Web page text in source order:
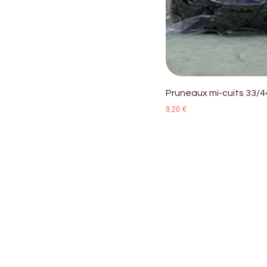
Pruneaux mi-cuits 33/
Prix
9,20 €